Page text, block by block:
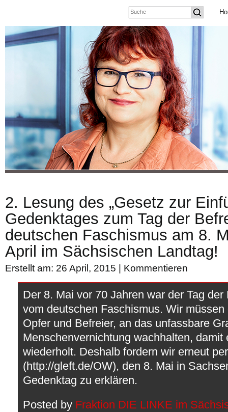
2. Lesung des „Gesetz zur
Gedenktages zum Tag der
deutschen Faschismus am 8.
April im Sächsischen Landtag!
Erstellt am: 26 April, 2015 | Kommentieren
Der 8. Mai vor 70 Jahren war der Tag
vom deutschen Faschismus. Wir
Opfer und Befreier, an das unfassbare
Menschenvernichtung wachhalten, damit
wiederholt. Deshalb fordern wir erneut
(http://gleft.de/OW), den 8. Mai in
Gedenktag zu erklären.
Posted by Fraktion DIE LINKE im